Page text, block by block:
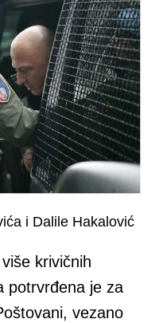
i Dalile Hakalović
krivičnih
potrvrđena je za
vezano